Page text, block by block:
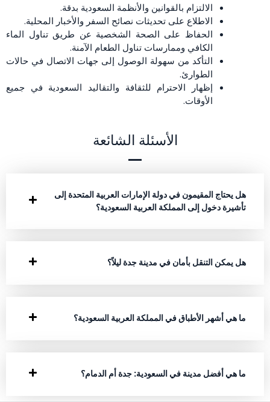
الالتزام بالقوانين والأنظمة السعودية بدقة.
الاطلاع على تحديثات نصائح السفر والأخبار المحلية.
الحفاظ على الصحة الشخصية عن طريق تناول الماء
الكافي وممارسات تناول الطعام الآمنة.
التأكد من سهولة الوصول إلى جهات الاتصال في حالات
الطوارئ.
إظهار الاحترام للثقافة والتقاليد السعودية في جميع
الأوقات.
الأسئلة الشائعة
هل يحتاج المقيمون في دولة الإمارات العربية المتحدة إلى
تأشيرة دخول إلى المملكة العربية السعودية؟
هل يمكن التنقل بأمان في مدينة جدة ليلاً؟
ما هي أشهر الأطباق في المملكة العربية السعودية؟
ما هي أفضل مدينة في السعودية: جدة أم الدمام؟